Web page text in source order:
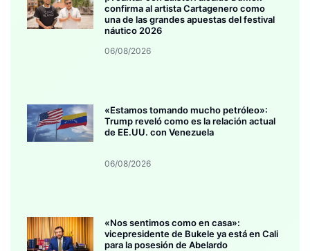
confirma al artista Cartagenero como
una de las grandes apuestas del festival
náutico 2026
06/08/2026
«Estamos tomando mucho petróleo»:
Trump reveló como es la relación actual
de EE.UU. con Venezuela
06/08/2026
«Nos sentimos como en casa»:
vicepresidente de Bukele ya está en Cali
para la posesión de Abelardo